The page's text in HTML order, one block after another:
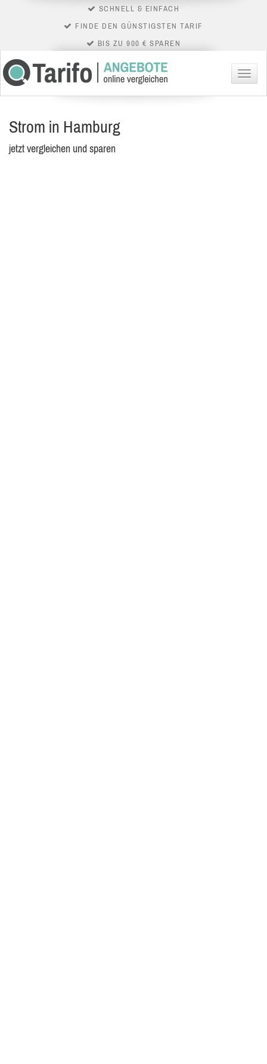
SCHNELL & EINFACH
FINDE DEN GÜNSTIGSTEN TARIF
BIS ZU 900 € SPAREN
Menü
Strom in Hamburg
jetzt vergleichen und sparen